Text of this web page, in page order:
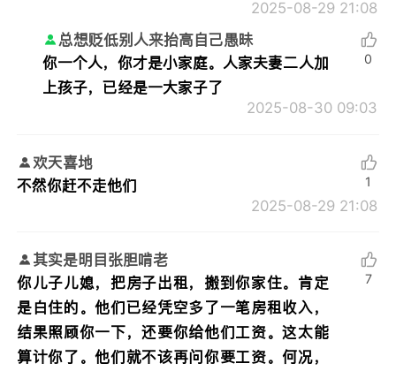
2025-08-29 21:08
总想贬低别人来抬高自己愚昧
你一个人，你才是小家庭。人家夫妻二人加
上孩子，已经是一大家子了
2025-08-30 09:03
0
欢天喜地
不然你赶不走他们
2025-08-29 21:08
1
其实是明目张胆啃老
你儿子儿媳，把房子出租，搬到你家住。肯定
是白住的。他们已经凭空多了一笔房租收入，
结果照顾你一下，还要你给他们工资。这太能
算计你了。他们就不该再问你要工资。何况，
7